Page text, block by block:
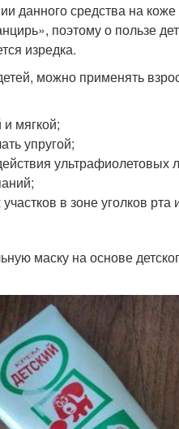
данного средства на
поэтому о пользе
изредка.
можно применять
и мягкой;
упругой;
ультрафиолетовых
в зоне уголков
маску на основе